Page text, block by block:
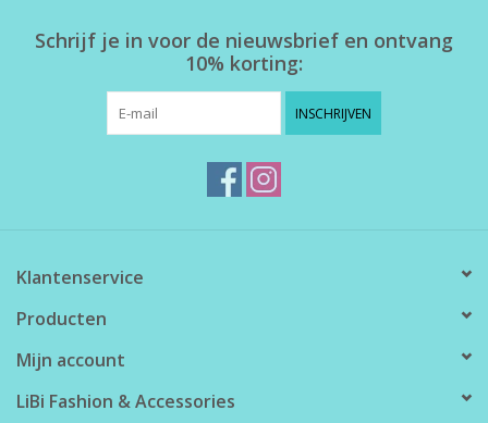
SALE
Schrijf je in voor de nieuwsbrief en ontvang
10% korting:
INSCHRIJVEN
Klantenservice
Producten
Mijn account
LiBi Fashion & Accessories